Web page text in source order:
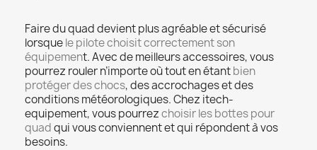
Faire du quad devient plus agréable et sécurisé
lorsquele pilote choisit correctement son
équipement. Avec de meilleurs accessoires, vous
pourrez rouler n’importe où tout en étantbien
protéger des chocs, des accrochages et des
conditions météorologiques. Chez itech-
equipement, vous pourrezchoisir les bottes pour
quadqui vous conviennent et qui répondent à vos
besoins.